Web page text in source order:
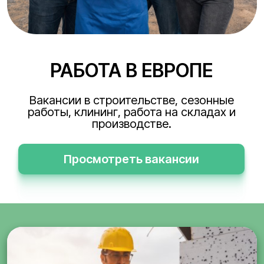
РАБОТА В ЕВРОПЕ
Вакансии в строительстве, сезонные
работы, клининг, работа на складах и
производстве.
Просмотреть вакансии